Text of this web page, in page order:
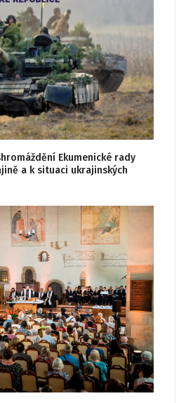
Ekumenické rady
a k situaci ukrajinských